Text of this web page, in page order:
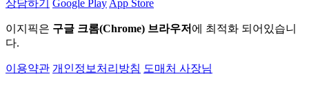
상담하기 Google Play App Store
이지픽은 구글 크롬(Chrome) 브라우저 에 최적화 되어있습니
다.
이용약관 개인정보처리방침 도매처 사장님